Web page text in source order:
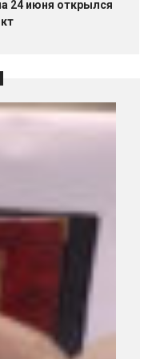
24 июня открылся